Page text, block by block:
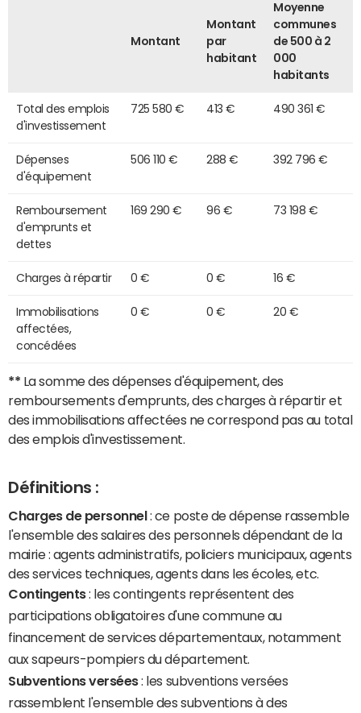
Montant
Montant
par
habitant
Moyenne
communes
de 500 à 2
000
habitants
Total des emplois
d'investissement
725 580 € 413 € 490 361 €
Dépenses
d'équipement
506 110 € 288 € 392 796 €
Remboursement
d'emprunts et
dettes
169 290 € 96 € 73 198 €
Charges à répartir 0 € 0 € 16 €
Immobilisations
affectées,
concédées
0 € 0 € 20 €
** La somme des dépenses d'équipement, des
remboursements d'emprunts, des charges à répartir et
des immobilisations affectées ne correspond pas au total
des emplois d'investissement.
Définitions :
Charges de personnel : ce poste de dépense rassemble
l'ensemble des salaires des personnels dépendant de la
mairie : agents administratifs, policiers municipaux, agents
des services techniques, agents dans les écoles, etc.
Contingents: les contingents représentent des
participations obligatoires d'une commune au
financement de services départementaux, notamment
aux sapeurs-pompiers du département.
Subventions versées: les subventions versées
rassemblent l'ensemble des subventions à des